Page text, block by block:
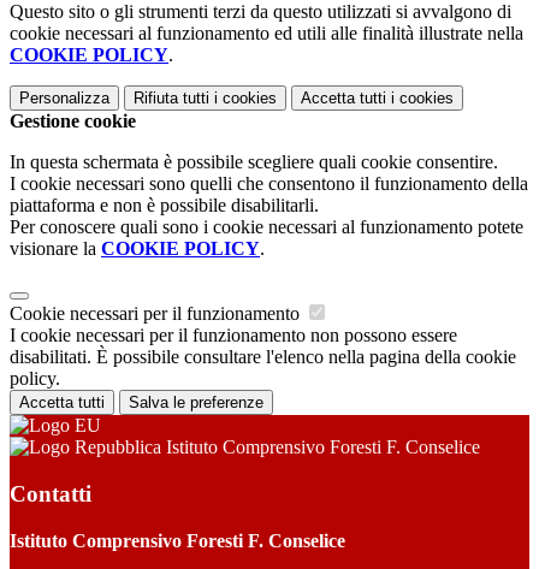
Questo sito o gli strumenti terzi da questo utilizzati si avvalgono di
cookie necessari al funzionamento ed utili alle finalità illustrate nella
COOKIE POLICY.
Personalizza Rifiuta tutti i cookies Accetta tutti i cookies
Gestione cookie
In questa schermata è possibile scegliere quali cookie consentire.
I cookie necessari sono quelli che consentono il funzionamento della
piattaforma e non è possibile disabilitarli.
Per conoscere quali sono i cookie necessari al funzionamento potete
visionare la COOKIE POLICY.
Cookie necessari per il funzionamento
I cookie necessari per il funzionamento non possono essere
disabilitati. È possibile consultare l'elenco nella pagina della cookie
policy.
Accetta tutti Salva le preferenze
Istituto Comprensivo Foresti F. Conselice
Contatti
Istituto Comprensivo Foresti F. Conselice